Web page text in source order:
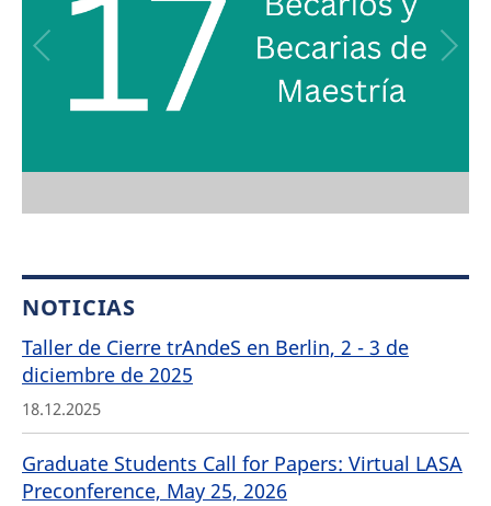
NOTICIAS
Taller de Cierre trAndeS en Berlin, 2 - 3 de
diciembre de 2025
18.12.2025
Graduate Students Call for Papers: Virtual LASA
Preconference, May 25, 2026